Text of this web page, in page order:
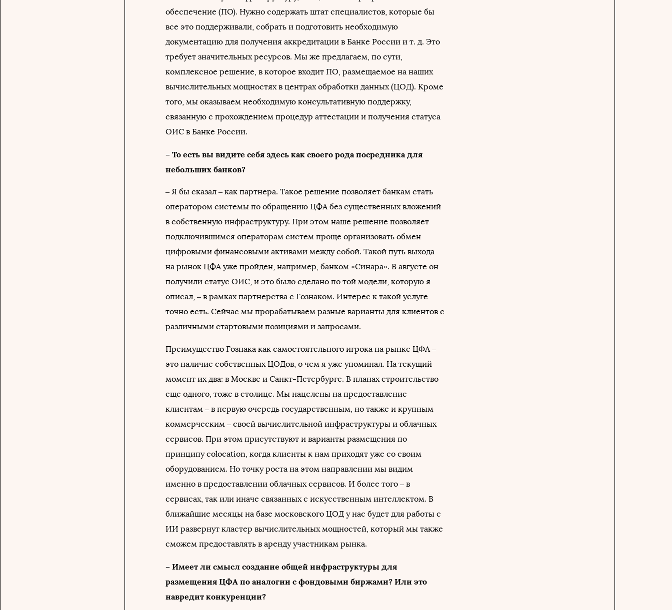
обеспечение (ПО). Нужно содержать штат специалистов, которые бы
все это поддерживали, собрать и подготовить необходимую
документацию для получения аккредитации в Банке России и т. д. Это
требует значительных ресурсов. Мы же предлагаем, по сути,
комплексное решение, в которое входит ПО, размещаемое на наших
вычислительных мощностях в центрах обработки данных (ЦОД). Кроме
того, мы оказываем необходимую консультативную поддержку,
связанную с прохождением процедур аттестации и получения статуса
ОИС в Банке России.
– То есть вы видите себя здесь как своего рода посредника для
небольших банков?
– Я бы сказал – как партнера. Такое решение позволяет банкам стать
оператором системы по обращению ЦФА без существенных вложений
в собственную инфраструктуру. При этом наше решение позволяет
подключившимся операторам систем проще организовать обмен
цифровыми финансовыми активами между собой. Такой путь выхода
на рынок ЦФА уже пройден, например, банком «Синара». В августе он
получили статус ОИС, и это было сделано по той модели, которую я
описал, – в рамках партнерства с Гознаком. Интерес к такой услуге
точно есть. Сейчас мы прорабатываем разные варианты для клиентов с
различными стартовыми позициями и запросами.
Преимущество Гознака как самостоятельного игрока на рынке ЦФА –
это наличие собственных ЦОДов, о чем я уже упоминал. На текущий
момент их два: в Москве и Санкт-Петербурге. В планах строительство
еще одного, тоже в столице. Мы нацелены на предоставление
клиентам – в первую очередь государственным, но также и крупным
коммерческим – своей вычислительной инфраструктуры и облачных
сервисов. При этом присутствуют и варианты размещения по
принципу colocation, когда клиенты к нам приходят уже со своим
оборудованием. Но точку роста на этом направлении мы видим
именно в предоставлении облачных сервисов. И более того – в
сервисах, так или иначе связанных с искусственным интеллектом. В
ближайшие месяцы на базе московского ЦОД у нас будет для работы с
ИИ развернут кластер вычислительных мощностей, который мы также
сможем предоставлять в аренду участникам рынка.
– Имеет ли смысл создание общей инфраструктуры для
размещения ЦФА по аналогии с фондовыми биржами? Или это
навредит конкуренции?